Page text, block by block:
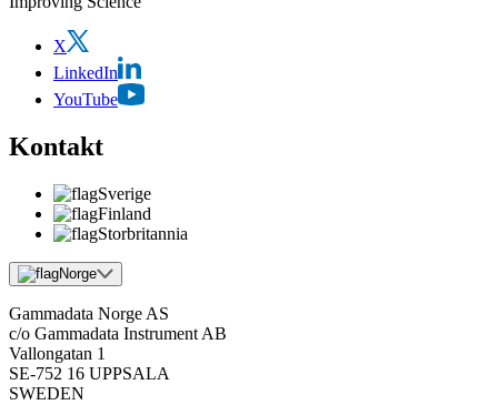
X
LinkedIn
YouTube
Kontakt
Sverige
Finland
Storbritannia
Norge
Gammadata Norge AS
c/o Gammadata Instrument AB
Vallongatan 1
SE-752 16 UPPSALA
SWEDEN